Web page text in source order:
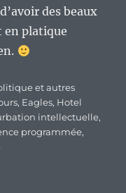
des beaux
en platique
et autres
, Eagles, Hotel
intellectuelle,
programmée,